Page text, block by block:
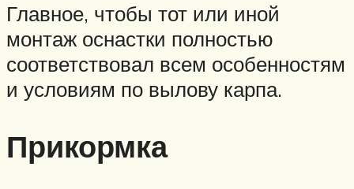
Главное, чтобы тот или иной
монтаж оснастки полностью
соответствовал всем особенностям
и условиям по вылову карпа.
Прикормка